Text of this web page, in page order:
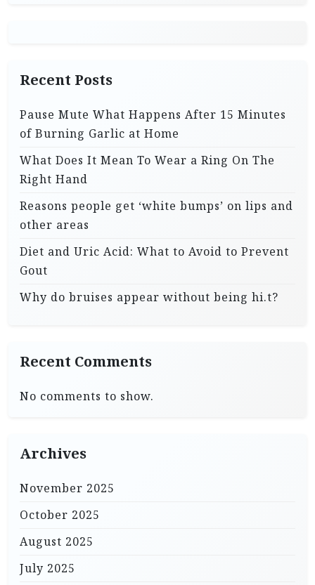
Recent Posts
Pause Mute What Happens After 15 Minutes
of Burning Garlic at Home
What Does It Mean To Wear a Ring On The
Right Hand
Reasons people get ‘white bumps’ on lips and
other areas
Diet and Uric Acid: What to Avoid to Prevent
Gout
Why do bruises appear without being hi.t?
Recent Comments
No comments to show.
Archives
November 2025
October 2025
August 2025
July 2025